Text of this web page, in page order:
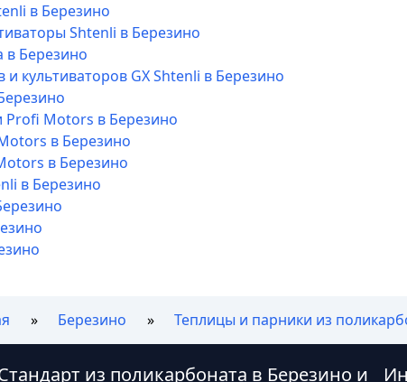
в Березино
Shtenli в Березино
в Березино
культиваторов GX Shtenli в Березино
Profi Motors в Березино
в Березино
в Березино
в Березино
Березино Теплицы и парники из
из поликарбоната в Березино и